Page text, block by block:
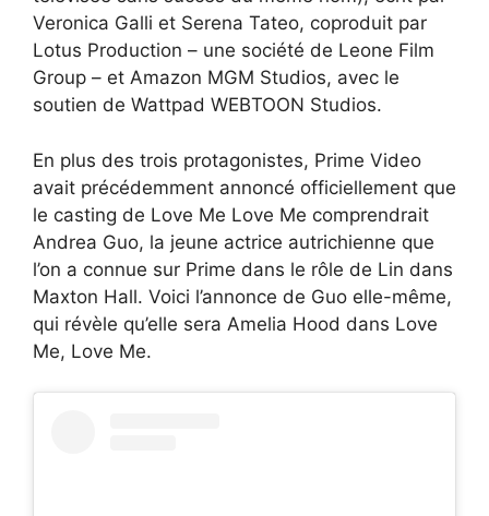
Veronica Galli et Serena Tateo, coproduit par
Lotus Production – une société de Leone Film
Group – et Amazon MGM Studios, avec le
soutien de Wattpad WEBTOON Studios.
En plus des trois protagonistes, Prime Video
avait précédemment annoncé officiellement que
le casting de Love Me Love Me comprendrait
Andrea Guo, la jeune actrice autrichienne que
l’on a connue sur Prime dans le rôle de Lin dans
Maxton Hall. Voici l’annonce de Guo elle-même,
qui révèle qu’elle sera Amelia Hood dans Love
Me, Love Me.